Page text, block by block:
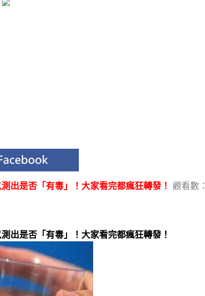
出是否「有毒」！大家看完都瘋狂轉發！ 觀看數：
出是否「有毒」！大家看完都瘋狂轉發！